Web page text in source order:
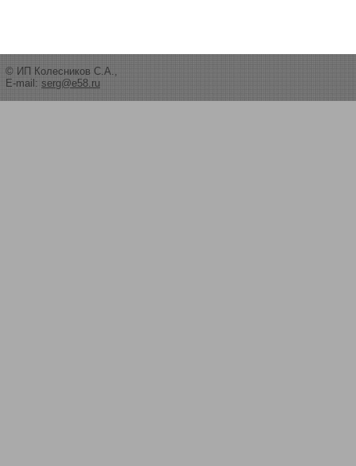
© ИП Колесников С.А.,
E-mail: serg@e58.ru